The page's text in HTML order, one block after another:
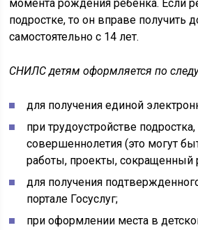
момента рождения ребенка. Если
подростке, то он вправе получить
самостоятельно с 14 лет.
СНИЛС детям оформляется по
для получения единой
при трудоустройстве
совершеннолетия (это могут
работы, проекты, сокращенный
для получения
портале Госуслуг;
при оформлении места в